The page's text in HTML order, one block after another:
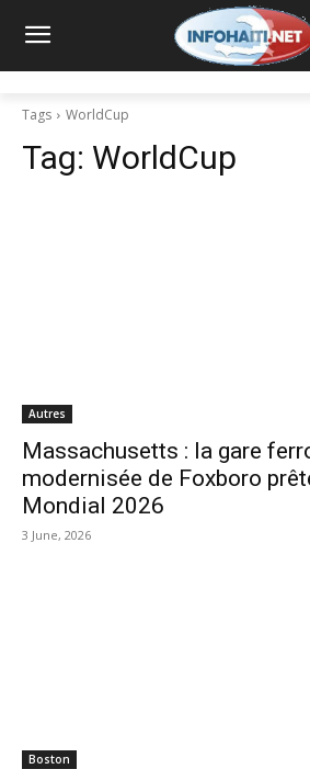
Tags WorldCup
Tag: WorldCup
Autres
Massachusetts : la gare
modernisée de Foxboro
Mondial 2026
3 June, 2026
Boston